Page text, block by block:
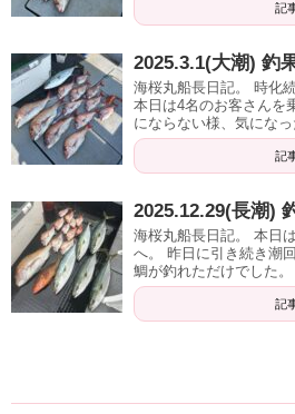
記
2025.3.1(大潮) 釣
海桜丸船長日記。 時化
本日は4名のお客さんを
にならない様、気にな
記
2025.12.29(長潮)
海桜丸船長日記。 本日
へ。 昨日に引き続き潮
鯛が釣れただけでした
記